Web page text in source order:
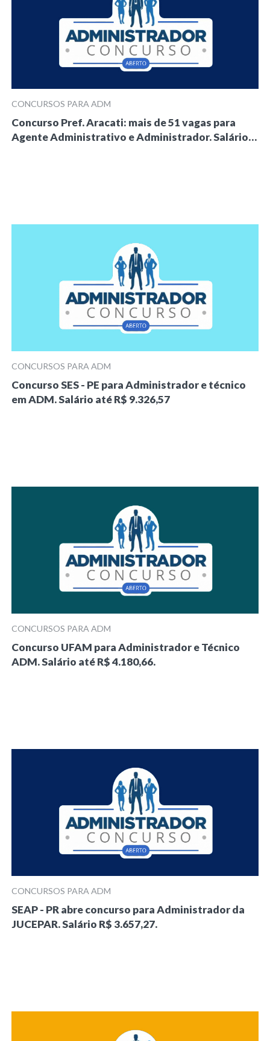
CONCURSOS PARA ADM
Concurso Pref. Aracati: mais de 51 vagas para
Agente Administrativo e Administrador. Salário…
CONCURSOS PARA ADM
Concurso SES - PE para Administrador e técnico
em ADM. Salário até R$ 9.326,57
CONCURSOS PARA ADM
Concurso UFAM para Administrador e Técnico
ADM. Salário até R$ 4.180,66.
CONCURSOS PARA ADM
SEAP - PR abre concurso para Administrador da
JUCEPAR. Salário R$ 3.657,27.